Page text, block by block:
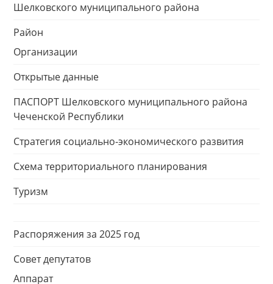
Шелковского муниципального района
Район
Организации
Открытые данные
ПАСПОРТ Шелковского муниципального района
Чеченской Республики
Стратегия социально-экономического развития
Схема территориального планирования
Туризм
Распоряжения за 2025 год
Совет депутатов
Аппарат